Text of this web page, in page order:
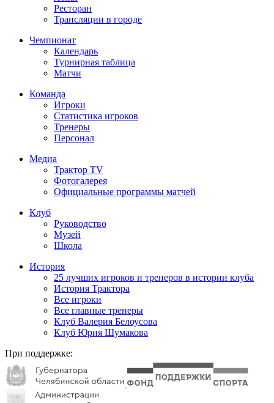
Ресторан
Трансляции в городе
Чемпионат
Календарь
Турнирная таблица
Матчи
Команда
Игроки
Статистика игроков
Тренеры
Персонал
Медиа
Трактор TV
Фотогалерея
Официальные программы матчей
Клуб
Руководство
Музей
Школа
История
25 лучших игроков и тренеров в истории клуба
История Трактора
Все игроки
Все главные тренеры
Клуб Валерия Белоусова
Клуб Юрия Шумакова
При поддержке: